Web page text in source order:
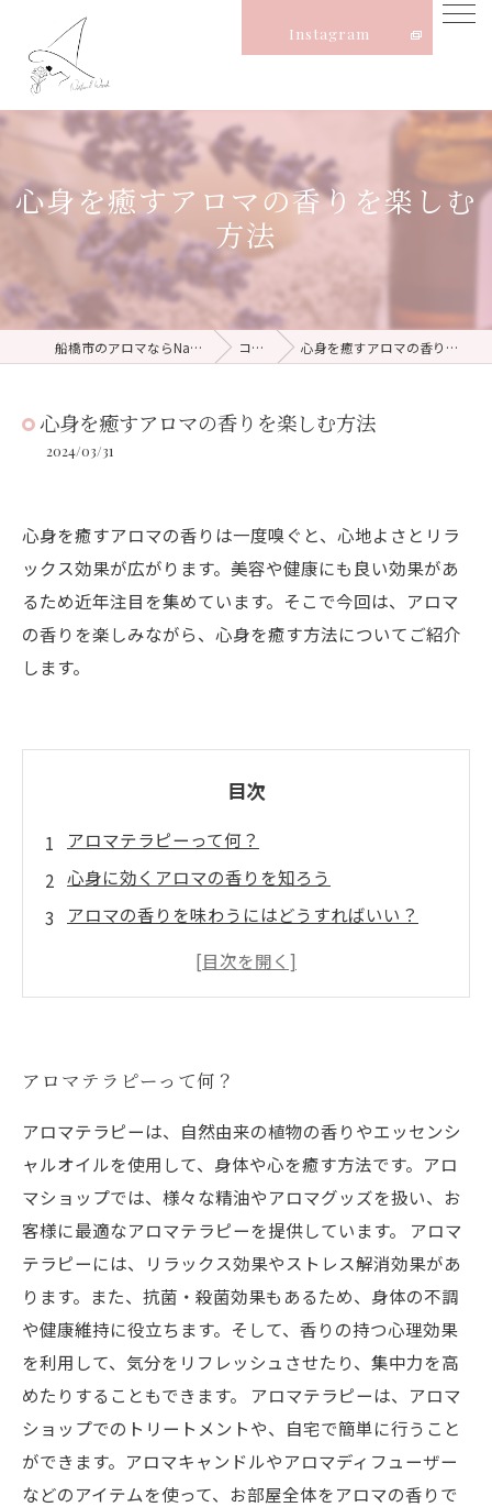
Instagram
心身を癒すアロマの香りを楽しむ
方法
船橋市のアロマならNatural Witch コラム 心身を癒すアロマの香りを楽しむ方法
心身を癒すアロマの香りを楽しむ方法
2024/03/31
心身を癒すアロマの香りは一度嗅ぐと、心地よさとリラ
ックス効果が広がります。美容や健康にも良い効果があ
るため近年注目を集めています。そこで今回は、アロマ
の香りを楽しみながら、心身を癒す方法についてご紹介
します。
目次
アロマテラピーって何？
心身に効くアロマの香りを知ろう
アロマの香りを味わうにはどうすればいい？
アロマを取り入れたリラックス法を試してみよ
アロマテラピーって何？
アロマテラピーは、自然由来の植物の香りやエッセンシ
ャルオイルを使用して、身体や心を癒す方法です。アロ
マショップでは、様々な精油やアロマグッズを扱い、お
客様に最適なアロマテラピーを提供しています。 アロマ
テラピーには、リラックス効果やストレス解消効果があ
ります。また、抗菌・殺菌効果もあるため、身体の不調
や健康維持に役立ちます。そして、香りの持つ心理効果
を利用して、気分をリフレッシュさせたり、集中力を高
めたりすることもできます。 アロマテラピーは、アロマ
ショップでのトリートメントや、自宅で簡単に行うこと
ができます。アロマキャンドルやアロマディフューザー
などのアイテムを使って、お部屋全体をアロマの香りで